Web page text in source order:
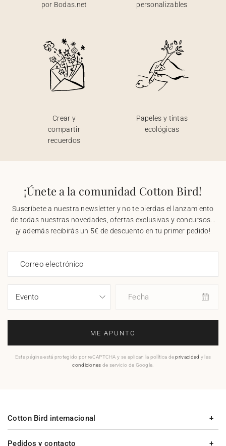
por Bodas.net
personalizables
Crear y
compartir
recuerdos
Papeles y tintas
ecológicas
¡Únete a la comunidad Cotton Bird!
Suscríbete a nuestra newsletter y no te pierdas el lanzamiento
de todas nuestras novedades, ofertas exclusivas y concursos...
¡y además recibirás un 5€ de descuento en tu primer pedido!
Correo electrónico
Fecha
ME APUNTO
Esta página está protegido por reCAPTCHA y se aplican la política deprivacidad y las
condiciones de servicio de Google.
Pedidos y contacto
Cotton Bird internacional